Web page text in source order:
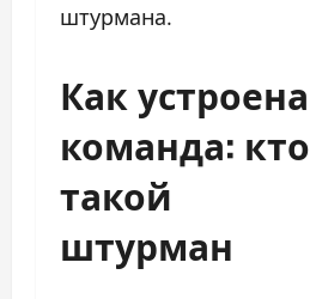
штурмана.
Как устроена
команда: кто
такой
штурман